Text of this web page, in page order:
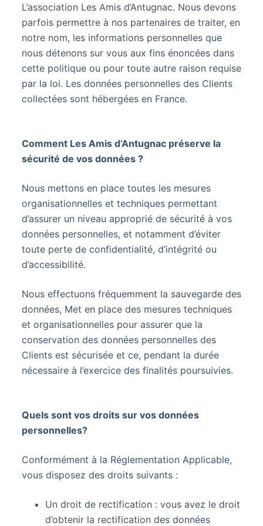
L’association Les Amis d’Antugnac. Nous devons
parfois permettre à nos partenaires de traiter, en
notre nom, les informations personnelles que
nous détenons sur vous aux fins énoncées dans
cette politique ou pour toute autre raison requise
par la loi. Les données personnelles des Clients
collectées sont hébergées en France.
Comment Les Amis d’Antugnac préserve la
sécurité de vos données ?
Nous mettons en place toutes les mesures
organisationnelles et techniques permettant
d’assurer un niveau approprié de sécurité à vos
données personnelles, et notamment d’éviter
toute perte de confidentialité, d’intégrité ou
d’accessibilité.
Nous effectuons fréquemment la sauvegarde des
données, Met en place des mesures techniques
et organisationnelles pour assurer que la
conservation des données personnelles des
Clients est sécurisée et ce, pendant la durée
nécessaire à l’exercice des finalités poursuivies.
Quels sont vos droits sur vos données
personnelles?
Conformément à la Réglementation Applicable,
vous disposez des droits suivants :
Un droit de rectification : vous avez le droit
d’obtenir la rectification des données